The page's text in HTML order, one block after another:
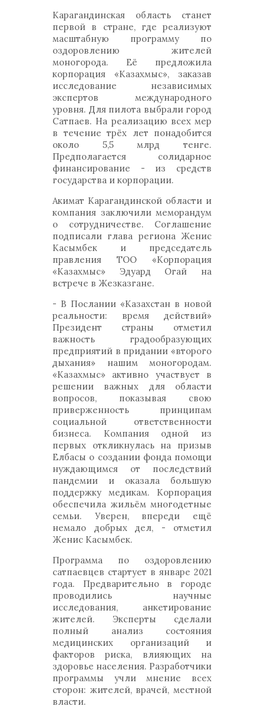
Карагандинская область станет
первой в стране, где реализуют
масштабную программу по
оздоровлению жителей
моногорода. Её предложила
корпорация «Казахмыс», заказав
исследование независимых
экспертов международного
уровня. Для пилота выбрали город
Сатпаев. На реализацию всех мер
в течение трёх лет понадобится
около 5,5 млрд тенге.
Предполагается солидарное
финансирование - из средств
государства и корпорации.
Акимат Карагандинской области и
компания заключили меморандум
о сотрудничестве. Соглашение
подписали глава региона Женис
Касымбек и председатель
правления ТОО «Корпорация
«Казахмыс» Эдуард Огай на
встрече в Жезказгане.
- В Послании «Казахстан в новой
реальности: время действий»
Президент страны отметил
важность градообразующих
предприятий в придании «второго
дыхания» нашим моногородам.
«Казахмыс» активно участвует в
решении важных для области
вопросов, показывая свою
приверженность принципам
социальной ответственности
бизнеса. Компания одной из
первых откликнулась на призыв
Елбасы о создании фонда помощи
нуждающимся от последствий
пандемии и оказала большую
поддержку медикам. Корпорация
обеспечила жильём многодетные
семьи. Уверен, впереди ещё
немало добрых дел, - отметил
Женис Касымбек.
Программа по оздоровлению
сатпаевцев стартует в январе 2021
года. Предварительно в городе
проводились научные
исследования, анкетирование
жителей. Эксперты сделали
полный анализ состояния
медицинских организаций и
факторов риска, влияющих на
здоровье населения. Разработчики
программы учли мнение всех
сторон: жителей, врачей, местной
власти.